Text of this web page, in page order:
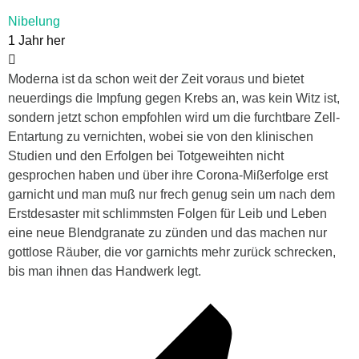
Nibelung
1 Jahr her
Moderna ist da schon weit der Zeit voraus und bietet
neuerdings die Impfung gegen Krebs an, was kein Witz ist,
sondern jetzt schon empfohlen wird um die furchtbare Zell-
Entartung zu vernichten, wobei sie von den klinischen
Studien und den Erfolgen bei Totgeweihten nicht
gesprochen haben und über ihre Corona-Mißerfolge erst
garnicht und man muß nur frech genug sein um nach dem
Erstdesaster mit schlimmsten Folgen für Leib und Leben
eine neue Blendgranate zu zünden und das machen nur
gottlose Räuber, die vor garnichts mehr zurück schrecken,
bis man ihnen das Handwerk legt.